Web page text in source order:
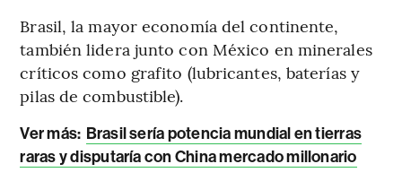
Brasil, la mayor economía del continente,
también lidera junto con México en minerales
críticos como grafito (lubricantes, baterías y
pilas de combustible).
Ver más: Brasil sería potencia mundial en tierras
raras y disputaría con China mercado millonario